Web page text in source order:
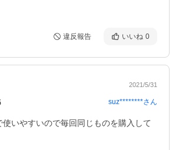
違反報告 いいね 0
2021/5/31
suz********さん
使いやすいので毎回同じものを購入して